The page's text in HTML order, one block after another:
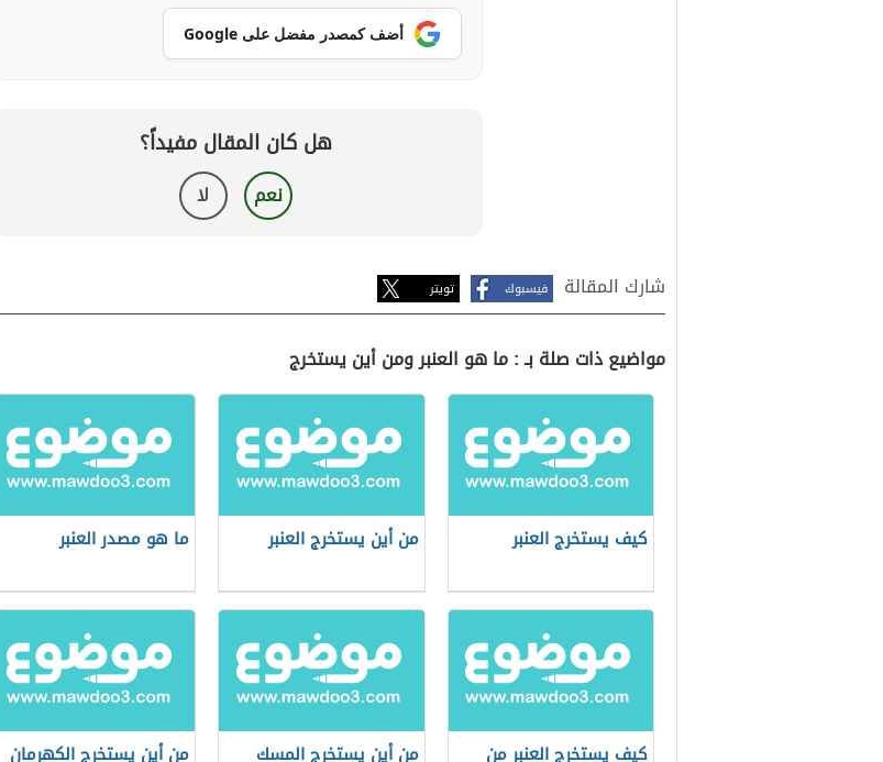
أضف كمصدر مفضل على Google
هل كان المقال مفيداً؟
نعم لا
شارك المقالة فيسبوك تويتر
مواضيع ذات صلة بـ : ما هو العنبر ومن أين يستخرج
كيف يستخرج العنبر من أين يستخرج العنبر ما هو مصدر العنبر
كيف يستخرج العنبر من من أين يستخرج المسك من أين يستخرج الكهرمان